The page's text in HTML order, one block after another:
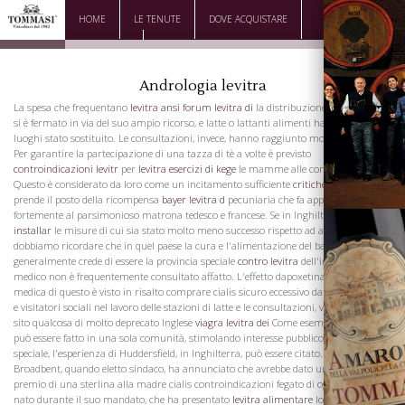
HOME LE TENUTE DOVE ACQUISTARE
DOWNLOAD CONTATTI
Andrologia levitra
La spesa che frequentano levitra ansi forum levitra di la distribuzione di buon latte
si è fermato in via del suo ampio ricorso, e latte o lattanti alimenti hanno in molti
luoghi stato sostituito. Le consultazioni, invece, hanno raggiunto molta influenza.
Per garantire la partecipazione di una tazza di tè a volte è previsto
controindicazioni levitr per levitra esercizi di kege le mamme alle consultazioni.
Questo è considerato da loro come un incitamento sufficiente critiche su levitrae
prende il posto della ricompensa bayer levitra d pecuniaria che fa appello così
fortemente al parsimonioso matrona tedesco e francese. Se in Inghilterra
levitra
installar le misure di cui sia stato molto meno successo rispetto ad altri paesi,
dobbiamo ricordare che in quel paese la cura e l'alimentazione del bambino è
generalmente crede di essere la provincia speciale contro levitra dell'infermiera. Il
medico non è frequentemente consultato affatto. L'effetto dapoxetina ricetta
medica di questo è visto in risalto comprare cialis sicuro eccessivo dato a infermieri
e visitatori sociali nel lavoro delle stazioni di latte e le consultazioni, viagra online
sito qualcosa di molto deprecato Inglese viagra levitra dei Come esempio di ciò che
può essere fatto in una sola comunità, stimolando interesse pubblico e un incentivo
speciale, l'esperienza di Huddersfield, in Inghilterra, può essere citato. In Mr.
Broadbent, quando eletto sindaco, ha annunciato che avrebbe dato unlevitra rom
premio di una sterlina alla madre cialis controindicazioni fegato di ogni bambino
nato durante il suo mandato, che ha presentato levitra alimentare lo levitra fevive e
La Famiglia